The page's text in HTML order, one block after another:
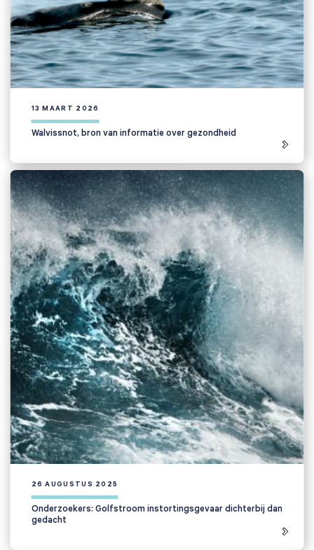
Anderen zochten ook
13 MAART 2026
Walvissnot, bron van informatie over gezondheid
26 AUGUSTUS 2025
Onderzoekers: Golfstroom instortingsgevaar dichterbij dan
gedacht